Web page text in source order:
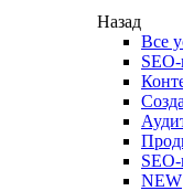
Назад
Все
NEW